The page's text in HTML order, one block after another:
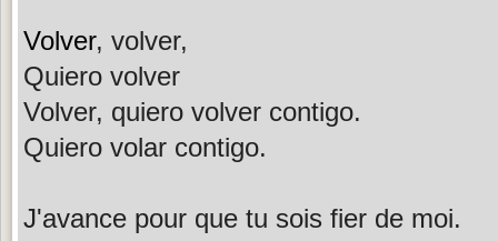
Volver, volver,
Quiero volver
Volver, quiero volver contigo.
Quiero volar contigo.
J'avance pour que tu sois fier de moi.